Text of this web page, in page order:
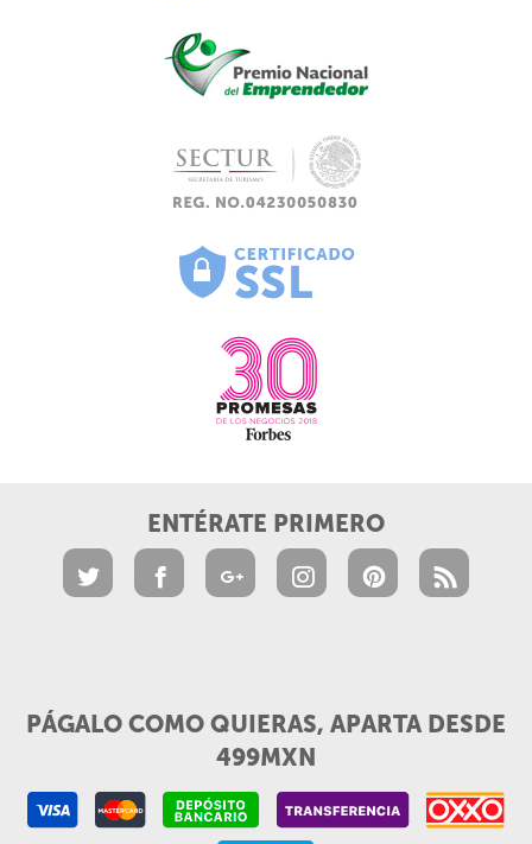
ENTÉRATE PRIMERO
PÁGALO COMO QUIERAS, APARTA DESDE
499MXN